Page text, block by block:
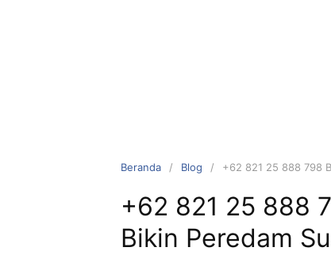
Beranda Blog +62 821 25 888 798
+62 821 25 888
Bikin Peredam